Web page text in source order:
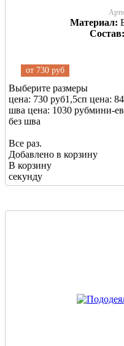
Материал:
Состав:
от 730 руб
Выберите размеры
цена: 730 руб1,5сп цена:
шва цена: 1030 рубмини-
без шва
Все раз.
Добавлено в корзину
В корзину
секунду